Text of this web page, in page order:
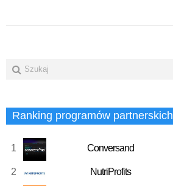
Ranking programów partnerskich
1 Conversand
2 NutriProfits